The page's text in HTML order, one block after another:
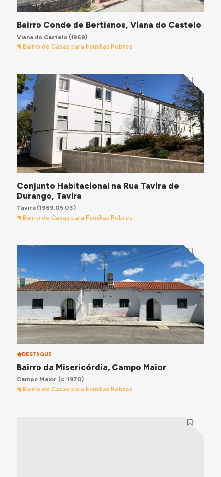
Bairro Conde de Bertianos, Viana do Castelo
Viana do Castelo(1969)
Bairro de Casas para Famílias Pobres
Conjunto Habitacional na Rua Tavira de
Durango, Tavira
Tavira(1969.05.03 )
Bairro de Casas para Famílias Pobres
DESTAQUE
Bairro da Misericórdia, Campo Maior
Campo Maior (c. 1970)
Bairro de Casas para Famílias Pobres